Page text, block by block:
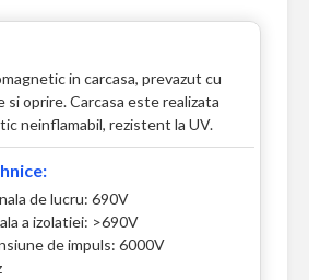
in carcasa, prevazut cu
oprire. Carcasa este realizata
neinflamabil, rezistent la UV.
de lucru: 690V
a izolatiei: >690V
de impuls: 6000V